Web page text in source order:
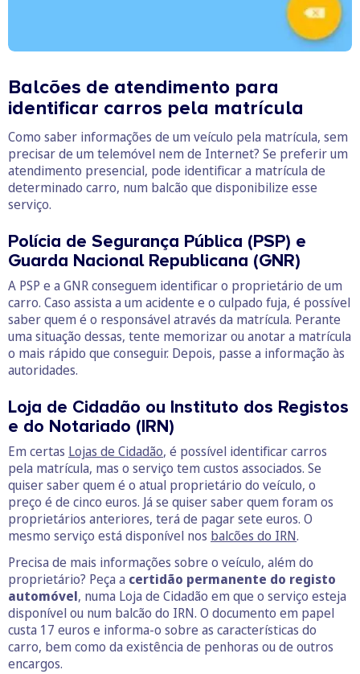
Balcões de atendimento para
identificar carros pela matrícula
Como saber informações de um veículo pela matrícula, sem
precisar de um telemóvel nem de Internet? Se preferir um
atendimento presencial, pode identificar a matrícula de
determinado carro, num balcão que disponibilize esse
serviço.
Polícia de Segurança Pública (PSP) e
Guarda Nacional Republicana (GNR)
A PSP e a GNR conseguem identificar o proprietário de um
carro. Caso assista a um acidente e o culpado fuja, é possível
saber quem é o responsável através da matrícula. Perante
uma situação dessas, tente memorizar ou anotar a matrícula
o mais rápido que conseguir. Depois, passe a informação às
autoridades.
Loja de Cidadão ou Instituto dos Registos
e do Notariado (IRN)
Em certas Lojas de Cidadão, é possível identificar carros
pela matrícula, mas o serviço tem custos associados. Se
quiser saber quem é o atual proprietário do veículo, o
preço é de cinco euros. Já se quiser saber quem foram os
proprietários anteriores, terá de pagar sete euros. O
mesmo serviço está disponível nos balcões do IRN.
Precisa de mais informações sobre o veículo, além do
proprietário? Peça a certidão permanente do registo
automóvel, numa Loja de Cidadão em que o serviço esteja
disponível ou num balcão do IRN. O documento em papel
custa 17 euros e informa-o sobre as características do
carro, bem como da existência de penhoras ou de outros
encargos.